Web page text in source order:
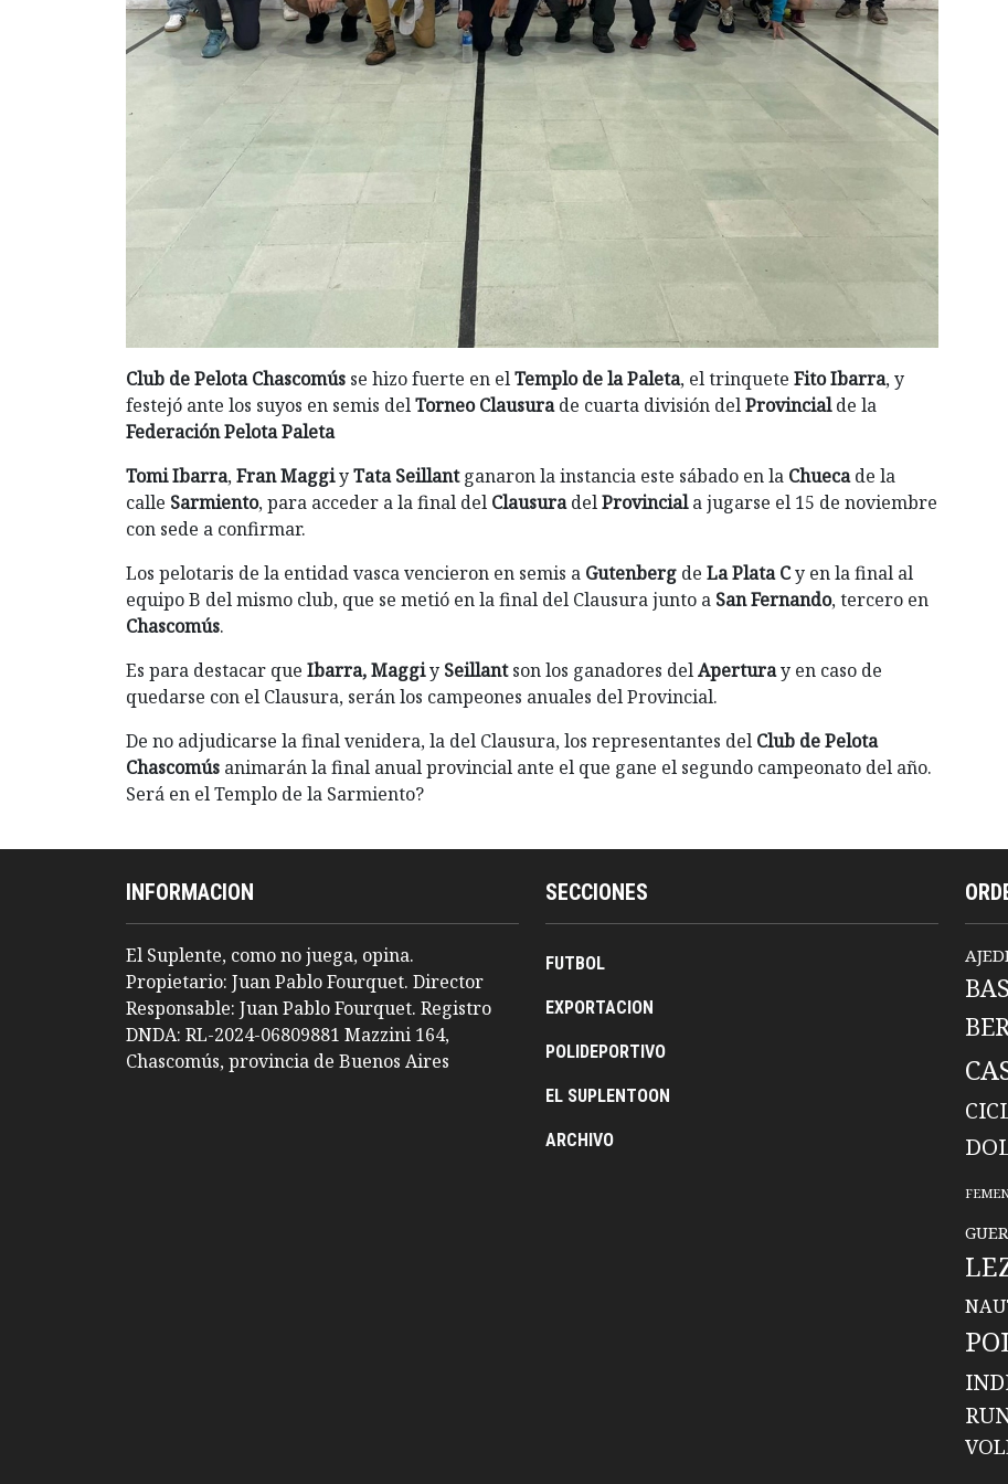
Club de Pelota Chascomús se hizo fuerte en elTemplo de la Paleta, el trinquete Fito Ibarra, y
festejó ante los suyos en semis delTorneo Clausurade cuarta división delProvincialde la
Federación Pelota Paleta
Tomi Ibarra,Fran MaggiyTata Seillantganaron la instancia este sábado en la Chuecade la
calle Sarmiento, para acceder a la final del ClausuradelProvinciala jugarse el 15 de noviembre
con sede a confirmar.
Los pelotaris de la entidad vasca vencieron en semis a Gutenberg de La Plata Cy en la final al
equipo B del mismo club, que se metió en la final del Clausura junto a San Fernando, tercero en
Chascomús.
Es para destacar que Ibarra, Maggiy Seillantson los ganadores delAperturay en caso de
quedarse con el Clausura, serán los campeones anuales del Provincial.
De no adjudicarse la final venidera, la del Clausura, los representantes del Club de Pelota
Chascomús animarán la final anual provincial ante el que gane el segundo campeonato del año.
Será en el Templo de la Sarmiento?
INFORMACION
El Suplente, como no juega, opina.
Propietario: Juan Pablo Fourquet. Director
Responsable: Juan Pablo Fourquet. Registro
DNDA: RL-2024-06809881 Mazzini 164,
Chascomús, provincia de Buenos Aires
SECCIONES
FUTBOL
EXPORTACION
POLIDEPORTIVO
EL SUPLENTOON
ARCHIVO